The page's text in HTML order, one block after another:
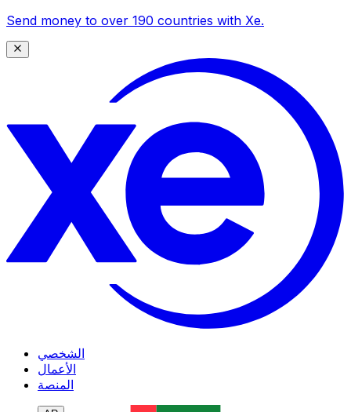
Send money to over 190 countries with Xe.
الشخصي
الأعمال
المنصة